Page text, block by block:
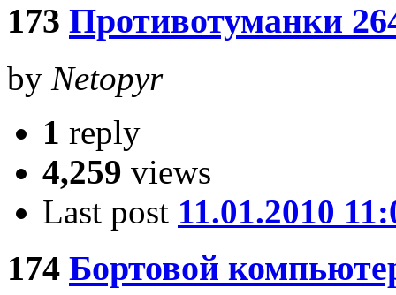
173 Противотуманки
by Netopyr
1 reply
4,259 views
Last post 11.01.2010
174 Бортовой